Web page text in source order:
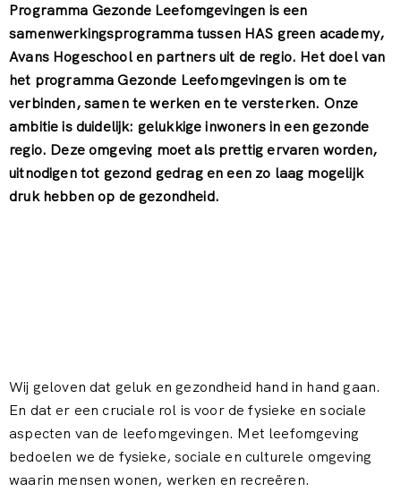
Programma Gezonde Leefomgevingen is een
samenwerkingsprogramma tussen HAS green academy,
Avans Hogeschool en partners uit de regio. Het doel van
het programma Gezonde Leefomgevingen is om te
verbinden, samen te werken en te versterken. Onze
ambitie is duidelijk: gelukkige inwoners in een gezonde
regio. Deze omgeving moet als prettig ervaren worden,
uitnodigen tot gezond gedrag en een zo laag mogelijk
druk hebben op de gezondheid.
Wij geloven dat geluk en gezondheid hand in hand gaan.
En dat er een cruciale rol is voor de fysieke en sociale
aspecten van de leefomgevingen. Met leefomgeving
bedoelen we de fysieke, sociale en culturele omgeving
waarin mensen wonen, werken en recreëren.